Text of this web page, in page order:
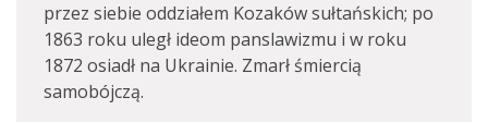
przez siebie oddziałem Kozaków sułtańskich; po
1863 roku uległ ideom panslawizmu i w roku
1872 osiadł na Ukrainie. Zmarł śmiercią
samobójczą.